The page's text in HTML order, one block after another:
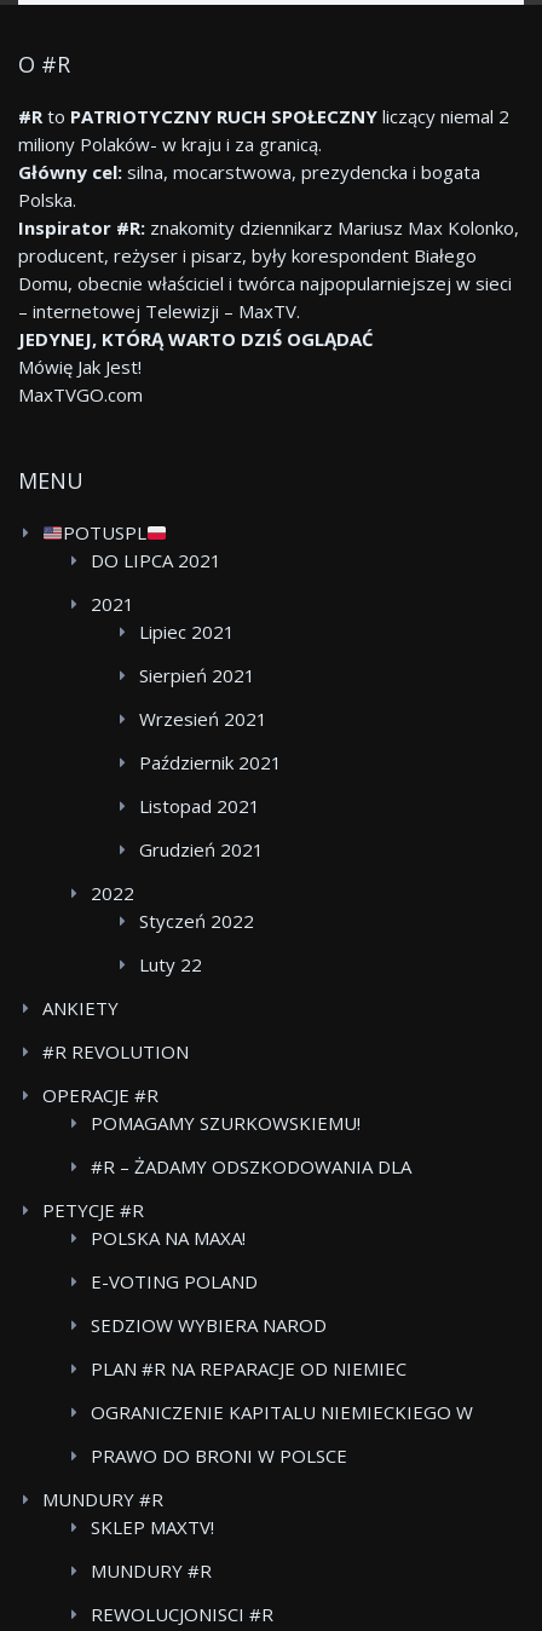
O #R
#Rto PATRIOTYCZNY RUCH SPOŁECZNY liczący niemal 2
miliony Polaków- w kraju i za granicą.
Główny cel: silna, mocarstwowa, prezydencka i bogata
Polska.
Inspirator #R: znakomity dziennikarz Mariusz Max Kolonko,
producent, reżyser i pisarz, były korespondent Białego
Domu, obecnie właściciel i twórca najpopularniejszej w sieci
– internetowej Telewizji – MaxTV.
JEDYNEJ, KTÓRĄ WARTO DZIŚ OGLĄDAĆ
Mówię Jak Jest!
MaxTVGO.com
MENU
POTUSPL
DO LIPCA 2021
2021
Lipiec 2021
Sierpień 2021
Wrzesień 2021
Październik 2021
Listopad 2021
Grudzień 2021
2022
Styczeń 2022
Luty 22
ANKIETY
#R REVOLUTION
OPERACJE #R
POMAGAMY SZURKOWSKIEMU!
#R – ŻADAMY ODSZKODOWANIA DLA
CARE
PETYCJE #R
POLSKA NA MAXA!
E-VOTING POLAND
SEDZIOW WYBIERA NAROD
PLAN #R NA REPARACJE OD NIEMIEC
OGRANICZENIE KAPITALU NIEMIECKIEGO W
PRAWO DO BRONI W POLSCE
MUNDURY #R
SKLEP MAXTV!
MUNDURY #R
REWOLUCJONISCI #R